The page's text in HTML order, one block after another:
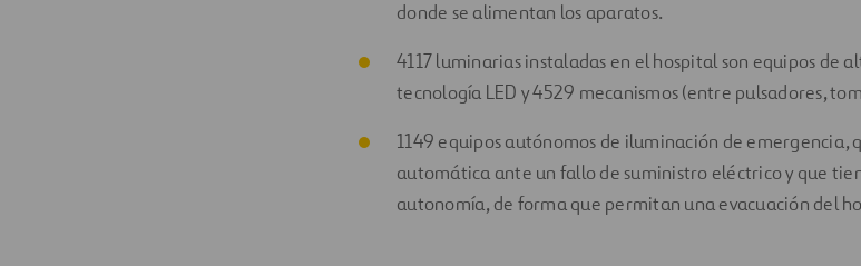
donde se alimentan los aparatos.
4117 luminarias instaladas en el hospital son equipos de
tecnología LED y 4529 mecanismos (entre pulsadores,
1149 equipos autónomos de iluminación de emergencia,
automática ante un fallo de suministro eléctrico y que
autonomía, de forma que permitan una evacuación del